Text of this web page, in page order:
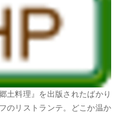
土料理』を出版されたばかり
のリストランテ。どこか温か